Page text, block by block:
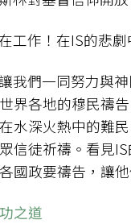
工作！在IS的悲
我們一同努力與神
界各地的穆民禱
水深火熱中的難
信徒祈禱。看見
國政要禱告，讓
之道